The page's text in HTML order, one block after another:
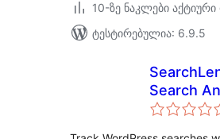
10-ზე ნაკლები
ტესტირებულია: 6.9.5
Search
Insights